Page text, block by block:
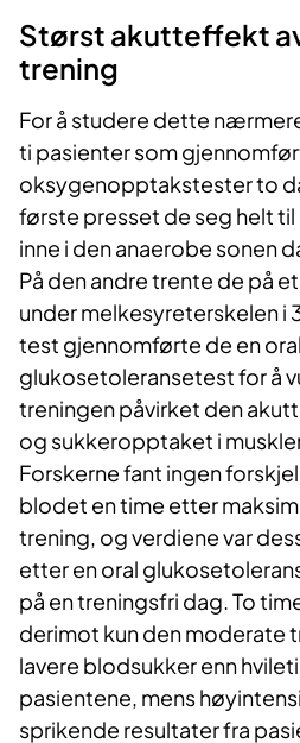
Størst akutteffekt
trening
For å studere dette
ti pasienter som
oksygenopptakstester to
første presset de seg helt til
inne i den anaerobe sonen
På den andre trente de på
under melkesyreterskelen i
test gjennomførte de en oral
glukosetoleransetest for å
treningen påvirket den
og sukkeropptaket i
Forskerne fant ingen
blodet en time etter
trening, og verdiene var
etter en oral
på en treningsfri dag. To
derimot kun den moderate
lavere blodsukker enn
pasientene, mens
sprikende resultater fra